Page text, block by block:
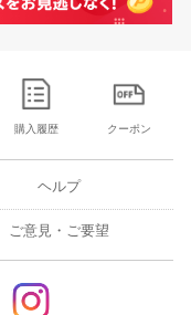
購入履歴 クーポン
ヘルプ
ご意見・ご要望